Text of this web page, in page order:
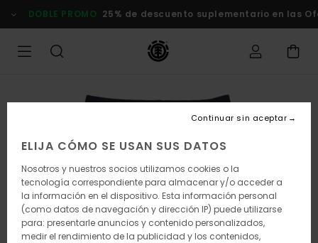
la
DOBLE PROMO 25% de descuento suplementario en las
ELIJA CÓMO SE USAN SUS DATOS
Nosotros y nuestros socios utilizamos cookies o la
tecnología correspondiente para almacenar y/o acceder a
la información en el dispositivo. Esta información personal
(como datos de navegación y dirección IP) puede utilizarse
para: presentarle anuncios y contenido personalizados,
medir el rendimiento de la publicidad y los contenidos,
Continuar sin aceptar